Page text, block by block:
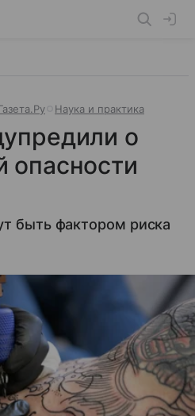
Наука и практика
о
опасности
быть фактором риска